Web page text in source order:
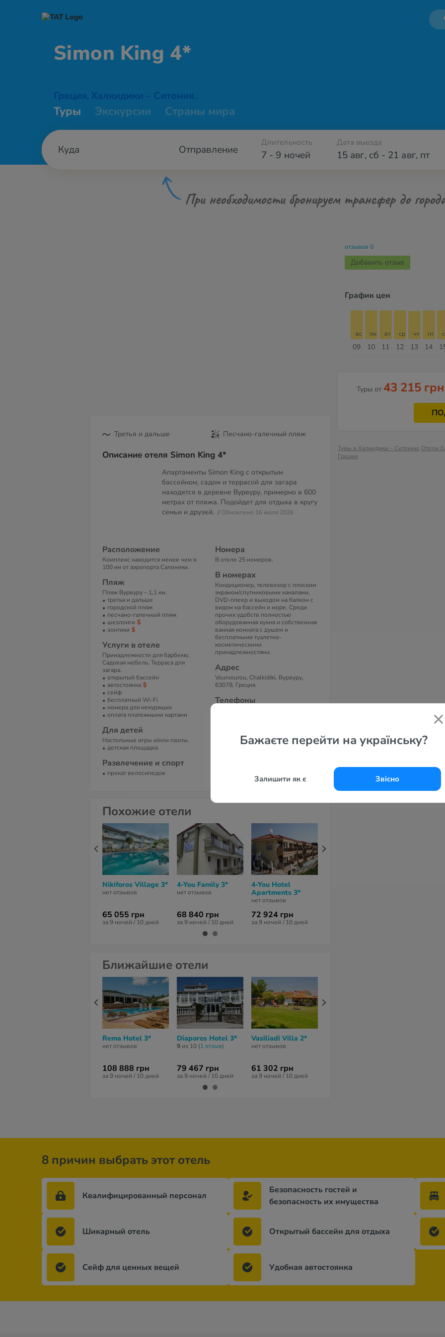
Бажаєте перейти на українську?
Залишити як є Звісно
Simon King 4*
Греция, Халкидики – Ситония ,
Туры Экскурсии Страны мира
Отправление 7 - 9 ночей
Длительность Дата выезда
15 авг, сб - 21 авг, пт
При необходимости бронируем трансфер до
Третья и дальше Песчано-галечный пляж
Описание отеля Simon King 4*
Апартаменты Simon King с открытым
бассейном, садом и террасой для загара
находятся в деревне Вурвуру, примерно в 600
метрах от пляжа. Подойдет для отдыха в кругу
семьи и друзей. // Обновлено 16 июля 2026
Расположение
Комплекс находится менее чем в
100 км от аэропорта Салоники.
Пляж
Пляж Вурвуру – 1,1 км.
третья и дальше
городской пляж
песчано-галечный пляж
шезлонги
зонтики
Услуги в отеле
Принадлежности для барбекю.
Садовая мебель. Терраса для
загара.
открытый бассейн
автостоянка
сейф
бесплатный Wi-Fi
номера для некурящих
оплата платежными картами
Для детей
Настольные игры и/или пазлы.
детская площадка
Развлечение и спорт
прокат велосипедов
Номера
В отеле 25 номеров.
В номерах
Кондиционер, телевизор с плоским
экраном/спутниковыми каналами,
DVD-плеер и выходом на балкон с
видом на бассейн и море. Среди
прочих удобств полностью
оборудованная кухня и собственная
ванная комната с душем и
бесплатными туалетно-
косметическими
принадлежностями.
Адрес
Vourvourou, Chalkidiki, Вурвуру,
63078, Греция
Телефоны
info@simonking.gr
отзывов 0
Добавить отзыв
График цен
09
вс
10
пн
11
вт
12
ср
13
чт
14
пт
Туры от 43 215 грн
Туры в Халкидики – Ситонию Отели
Греции
Похожие отели
Nikiforos Village 3*
нет отзывов
65 055 грн
за 9 ночей / 10 дней
4-You Family 3*
нет отзывов
68 840 грн
за 9 ночей / 10 дней
4-You Hotel
Apartments 3*
нет отзывов
72 924 грн
за 9 ночей / 10 дней
Ближайшие отели
Rema Hotel 3*
нет отзывов
108 888 грн
за 9 ночей / 10 дней
Diaporos Hotel 3*
9 из 10 (1 отзыв)
79 467 грн
за 9 ночей / 10 дней
Vasiliadi Villa 2*
нет отзывов
61 302 грн
за 9 ночей / 10 дней
8 причин выбрать этот отель
Квалифицированный персонал
Безопасность гостей и
безопасность их имущества
Шикарный отель Открытый бассейн для отдыха
Сейф для ценных вещей Удобная автостоянка